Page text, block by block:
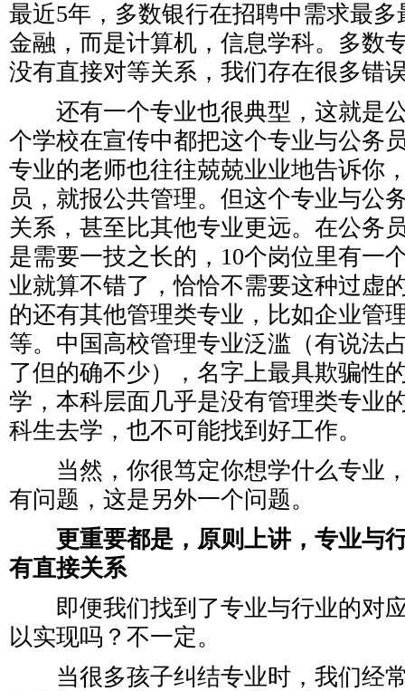
最近5年，多数银行在招聘中需求最
金融，而是计算机，信息学科。多数
没有直接对等关系，我们存在很多错
还有一个专业也很典型，这就是
个学校在宣传中都把这个专业与公务
专业的老师也往往兢兢业业地告诉你
员，就报公共管理。但这个专业与公
关系，甚至比其他专业更远。在公务
是需要一技之长的，10个岗位里有一
业就算不错了，恰恰不需要这种过虚
的还有其他管理类专业，比如企业管
等。中国高校管理专业泛滥（有说法
了但的确不少），名字上最具欺骗性
学，本科层面几乎是没有管理类专业
科生去学，也不可能找到好工作。
当然，你很笃定你想学什么专业
有问题，这是另外一个问题。
更重要都是，原则上讲，专业与
有直接关系
即便我们找到了专业与行业的对
以实现吗？不一定。
当很多孩子纠结专业时，我们经